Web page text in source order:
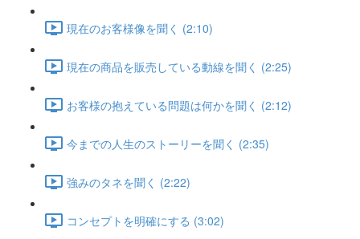
現在のお客様像を聞く (2:10)
現在の商品を販売している動線を聞く (2:25)
お客様の抱えている問題は何かを聞く (2:12)
今までの人生のストーリーを聞く (2:35)
強みのタネを聞く (2:22)
コンセプトを明確にする (3:02)